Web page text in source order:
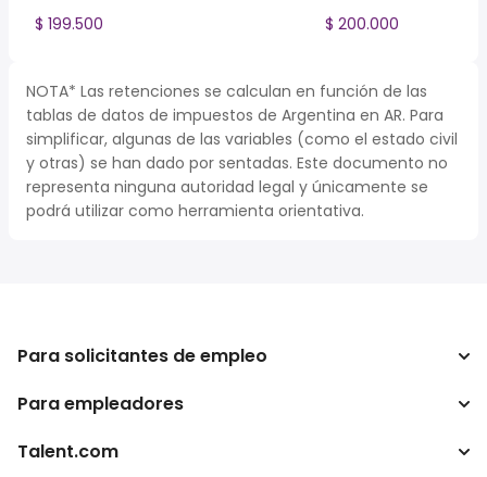
$ 199.500
$ 200.000
NOTA* Las retenciones se calculan en función de las
tablas de datos de impuestos de Argentina en AR. Para
simplificar, algunas de las variables (como el estado civil
y otras) se han dado por sentadas. Este documento no
representa ninguna autoridad legal y únicamente se
podrá utilizar como herramienta orientativa.
Para solicitantes de empleo
Buscador de trabajo
Para empleadores
Empresa
Talent.com